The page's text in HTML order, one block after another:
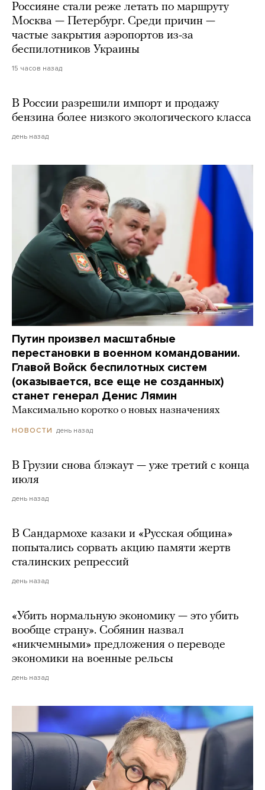
Россияне стали реже летать по маршруту
Москва — Петербург. Среди причин —
частые закрытия аэропортов из-за
беспилотников Украины
15 часов назад
В России разрешили импорт и продажу
бензина более низкого экологического класса
день назад
Путин произвел масштабные
перестановки в военном командовании.
Главой Войск беспилотных систем
(оказывается, все еще не созданных)
станет генерал Денис Лямин
Максимально коротко о новых назначениях
НОВОСТИ день назад
В Грузии снова блэкаут — уже третий с конца
июля
день назад
В Сандармохе казаки и «Русская община»
попытались сорвать акцию памяти жертв
сталинских репрессий
день назад
«Убить нормальную экономику — это убить
вообще страну». Собянин назвал
«никчемными» предложения о переводе
экономики на военные рельсы
день назад